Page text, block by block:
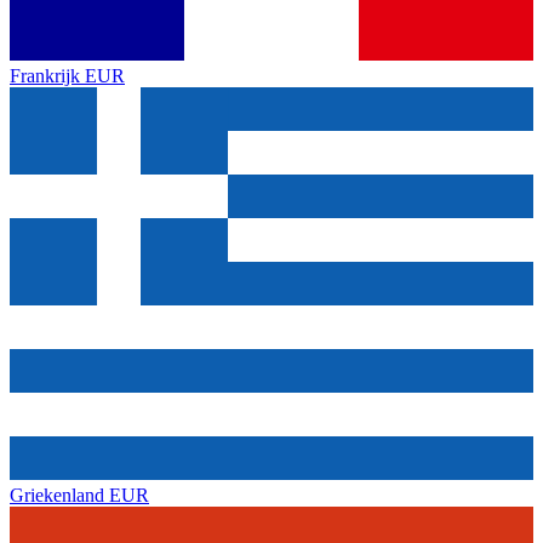
Frankrijk EUR
Griekenland EUR